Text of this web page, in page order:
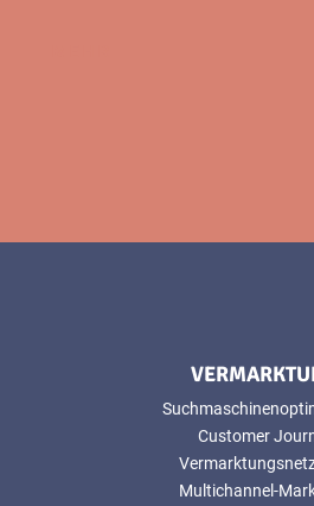
Customer
Multichannel-